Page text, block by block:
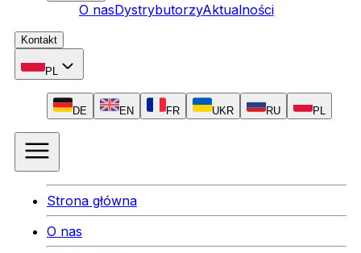
O nasDystrybutorzyAktualności
Kontakt
PL
DE EN FR UKR RU PL
Strona główna
O nas